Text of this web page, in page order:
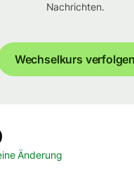
Nachrichten.
Wechselkurs verfolgen
Änderung